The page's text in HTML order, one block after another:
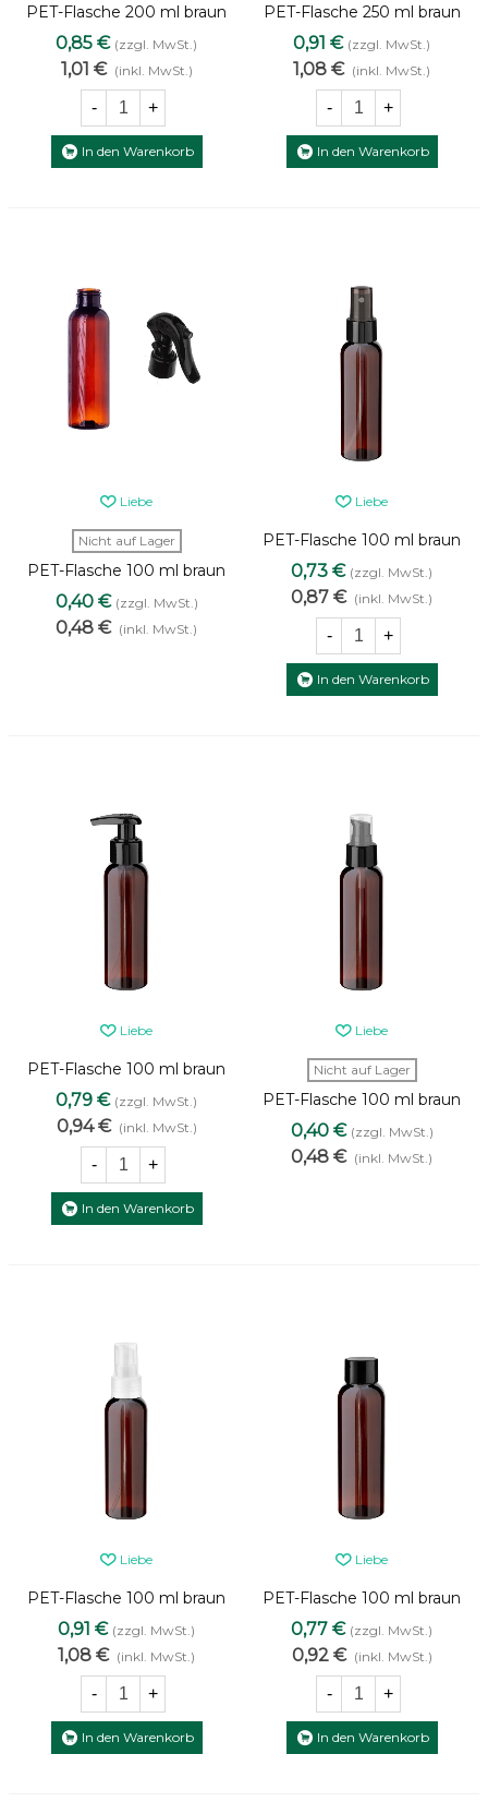
PET-Flasche 200 ml braun
mit schwarzem Sprühkopf
Mini-Trigger [2]
0,85 € (zzgl. MwSt.)
1,01 € (inkl. MwSt.)
- +
In den Warenkorb
PET-Flasche 250 ml braun
mit schwarzem Sprühkopf
Mini-Trigger [2]
0,91 € (zzgl. MwSt.)
1,08 € (inkl. MwSt.)
- +
In den Warenkorb
Liebe
Nicht auf Lager
PET-Flasche 100 ml braun
mit schwarzem Sprühkopf
Mini-Trigger
0,40 € (zzgl. MwSt.)
0,48 € (inkl. MwSt.)
Liebe
PET-Flasche 100 ml braun
mit schwarzem Zerstäuber
0,73 € (zzgl. MwSt.)
0,87 € (inkl. MwSt.)
- +
In den Warenkorb
Liebe
PET-Flasche 100 ml braun
mit schwarzer Pumpe [2]
0,79 € (zzgl. MwSt.)
0,94 € (inkl. MwSt.)
- +
In den Warenkorb
Liebe
Nicht auf Lager
PET-Flasche 100 ml braun
mit schwarzer Pumpe [1]
0,40 € (zzgl. MwSt.)
0,48 € (inkl. MwSt.)
Liebe
PET-Flasche 100 ml braun
mit transparenter Pumpe
0,91 € (zzgl. MwSt.)
1,08 € (inkl. MwSt.)
- +
In den Warenkorb
Liebe
PET-Flasche 100 ml braun
mit schwarzem
Schraubverschluss
0,77 € (zzgl. MwSt.)
0,92 € (inkl. MwSt.)
- +
In den Warenkorb